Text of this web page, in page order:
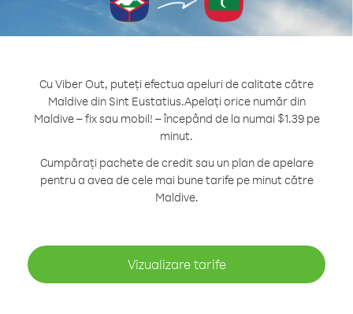
Cu Viber Out, puteți efectua apeluri de calitate către
Maldive din Sint Eustatius.Apelați orice număr din
Maldive – fix sau mobil! – începând de la numai $1.39 pe
minut.
Cumpărați pachete de credit sau un plan de apelare
pentru a avea de cele mai bune tarife pe minut către
Maldive.
Vizualizare tarife